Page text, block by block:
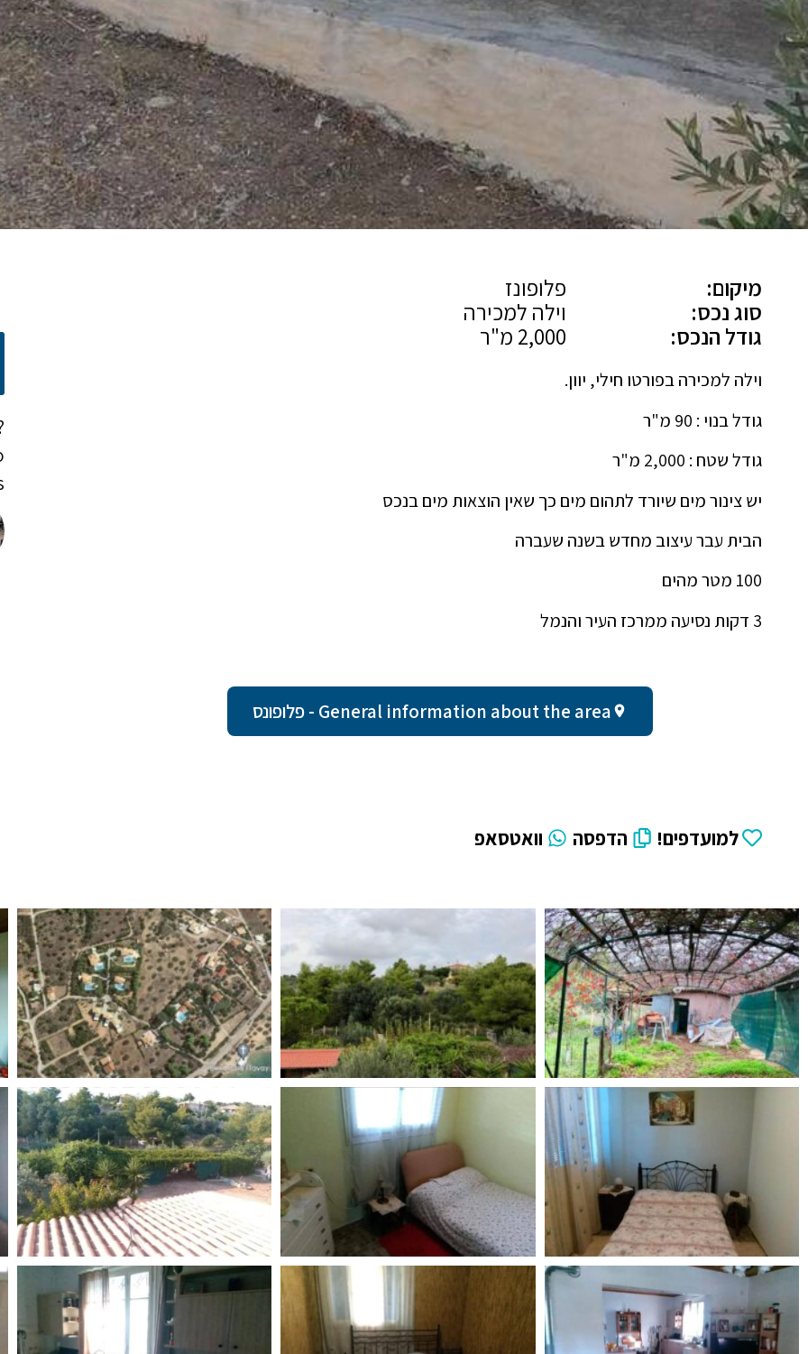
מיקום:
פלופונז
סוג נכס:
וילה למכירה
גודל הנכס:
וילה למכירה בפורטו חילי, יוון.
גודל בנוי : 90 מ"ר
גודל שטח : 2,000 מ"ר
יש צינור מים שיורד לתהום מים כך שאין הוצאות מים בנכס
הבית עבר עיצוב מחדש בשנה שעברה
100 מטר מהים
3 דקות נסיעה ממרכז העיר והנמל
General information about the area - פלופונס
למועדפים! הדפסה וואטסאפ